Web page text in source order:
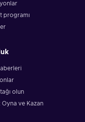
programı
olun
Oyna ve Kazan